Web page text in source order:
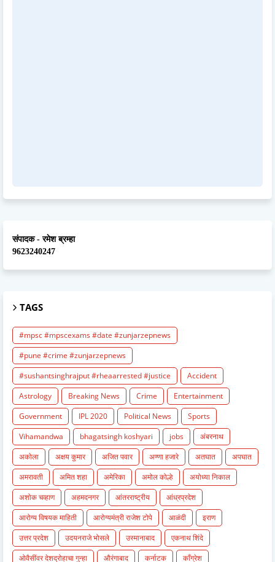
संपादक - रमेश ब्रम्हा
9623240247
TAGS
#mpsc #mpscexams #date #zunjarzepnews
#pune #crime #zunjarzepnews
#sushantsinghrajput #rheaarrested #justice
Accident
Astrology
Breaking News Crime
Entertainment
Government
IPL 2020 Political News
Sports
Vihamandwa
bhagatsingh koshyari jobs
अंबरनाथ
अकोला
अक्षय कुमार अजित पवार अण्णा हजारे अतघात
अपघात
अमरावती
अमित शहा अमेरिका अमोल कोल्हे
अयोध्या निकाल
अशोक चव्हाण
अहमदनगर आंतरराष्ट्रीय
आंध्रप्रदेश
आरोग्य विषयक माहिती
आरोग्यमंत्री राजेश टोपे आळंदी
इराण
उत्तर प्रदेश
उदयनराजे भोसले उस्मानाबाद
एकनाथ शिंदे
ओवैसींवर देशद्रोहाचा गुन्हा
औरंगाबाद कर्नाटक काँग्रेश